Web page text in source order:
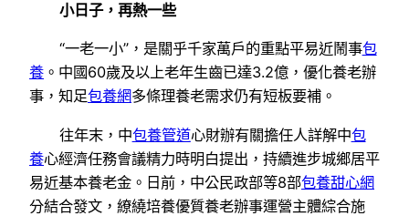
小日子，再熱一些
“一老一小”，是關乎千家萬戶的重點平易近鬧事包
養 。中國60歲及以上老年生齒已達3.2億，優化養老辦
事，知足包養網多條理養老需求仍有短板要補。
往年末，中包養管道心財辦有關擔任人詳解中包
養心經濟任務會議精力時明白提出，持續進步城鄉居平
易近基本養老金。日前，中公民政部等8部包養甜心網
分結合發文，繚繞培養優質養老辦事運營主體綜合施